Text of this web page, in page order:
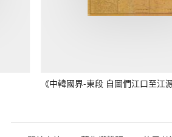
《中韓國界-東段 自圖們江口至江